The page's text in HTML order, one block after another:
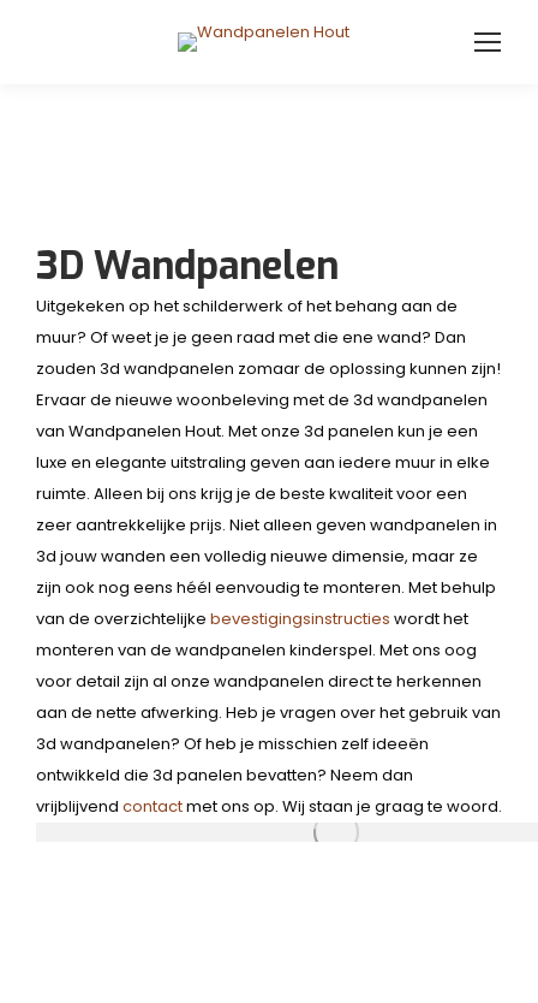
3D Wandpanelen
Uitgekeken op het schilderwerk of het behang aan de
muur? Of weet je je geen raad met die ene wand? Dan
zouden 3d wandpanelen zomaar de oplossing kunnen zijn!
Ervaar de nieuwe woonbeleving met de 3d wandpanelen
van Wandpanelen Hout. Met onze 3d panelen kun je een
luxe en elegante uitstraling geven aan iedere muur in elke
ruimte. Alleen bij ons krijg je de beste kwaliteit voor een
zeer aantrekkelijke prijs. Niet alleen geven wandpanelen in
3d jouw wanden een volledig nieuwe dimensie, maar ze
zijn ook nog eens héél eenvoudig te monteren. Met behulp
van de overzichtelijke bevestigingsinstructies wordt het
monteren van de wandpanelen kinderspel. Met ons oog
voor detail zijn al onze wandpanelen direct te herkennen
aan de nette afwerking. Heb je vragen over het gebruik van
3d wandpanelen? Of heb je misschien zelf ideeën
ontwikkeld die 3d panelen bevatten? Neem dan
vrijblijvend contactmet ons op. Wij staan je graag te woord.